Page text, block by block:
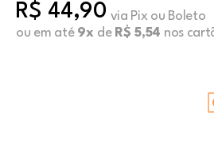
R$ 44,90 via Pix ou Boleto
ou em até 9x de R$ 5,54 nos